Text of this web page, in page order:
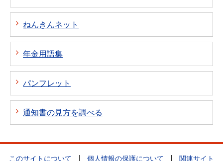
ねんきんネット
年金用語集
パンフレット
通知書の見方を調べる
このサイトについて 個人情報の保護について 関連サイト